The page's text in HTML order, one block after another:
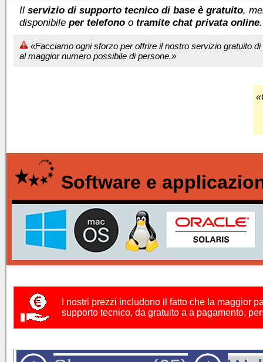
Il servizio di supporto tecnico di base è gratuito,
disponibile per telefono o tramite chat privata online.
«Facciamo ogni sforzo per offrire il nostro servizio gratuito
al maggior numero possibile di persone.»
Software e
I nostri prezzi includono il fatto che la maggior
supporto tecnico, da gratuito a a pagamento,